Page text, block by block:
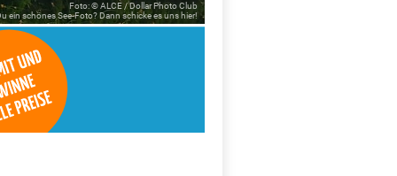
Foto: © ALCE / Dollar Photo Club
ein schönes See-Foto? Dann schicke es uns hier!